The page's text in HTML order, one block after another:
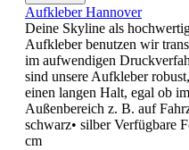
Aufkleber Hannover
Deine Skyline als
Aufkleber benutzen wir
im aufwendigen
sind unsere Aufkleber
einen langen Halt, egal ob
Außenbereich z. B. auf
schwarz• silber Verfügbare
cm